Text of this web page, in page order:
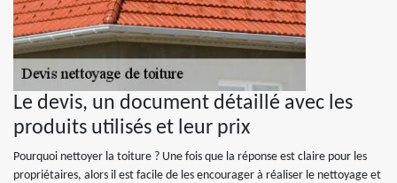
Le devis, un document détaillé avec les
produits utilisés et leur prix
Pourquoi nettoyer la toiture ? Une fois que la réponse est claire pour les
propriétaires, alors il est facile de les encourager à réaliser le nettoyage et